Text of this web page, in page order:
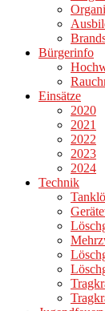
Bürgerinfo
Einsätze
2020
2021
2022
2023
2024
Technik